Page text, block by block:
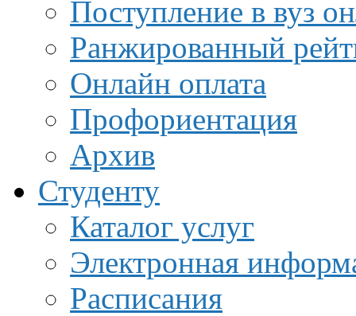
Поступление в вуз
Ранжированный
Онлайн оплата
Профориентация
Архив
Студенту
Каталог услуг
Электронная
Расписания